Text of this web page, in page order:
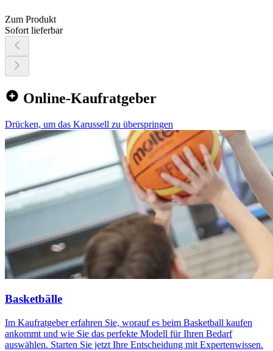
Zum Produkt
Sofort lieferbar
Online-Kaufratgeber
Drücken, um das Karussell zu überspringen
Basketbälle
Im Kaufratgeber erfahren Sie, worauf es beim Basketball kaufen
ankommt und wie Sie das perfekte Modell für Ihren Bedarf
auswählen. Starten Sie jetzt Ihre Entscheidung mit Expertenwissen.